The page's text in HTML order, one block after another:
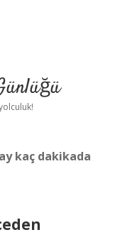
kaç dakikada